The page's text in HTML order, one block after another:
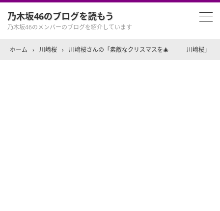
乃木坂46のブログを読もう
乃木坂46のメンバーのブログを紹介しています
ホーム › 川﨑桜 › 川﨑桜さんの「素敵なクリスマスを🎄 川﨑桜」